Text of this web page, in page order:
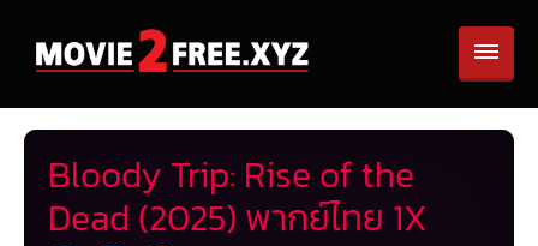
Bloody Trip: Rise of the
Dead (2025) พากย์ไทย 1X